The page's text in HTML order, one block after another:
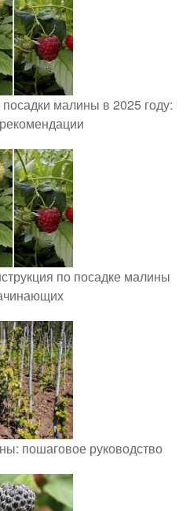
малины в 2025 году:
по посадке малины
пошаговое руководство